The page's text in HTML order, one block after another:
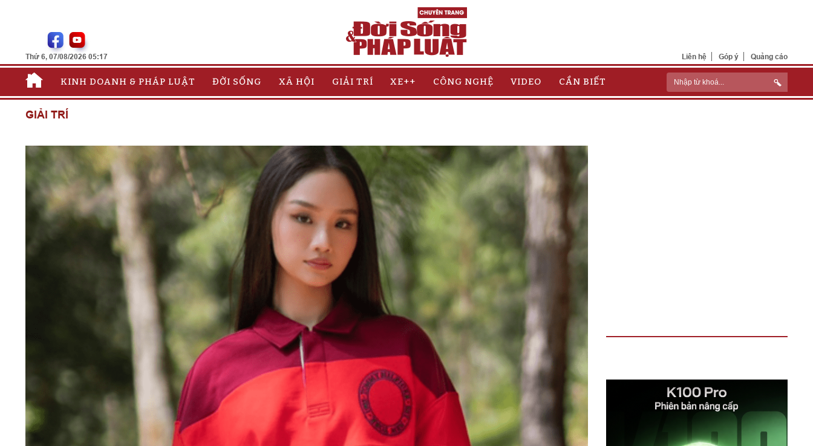
Thứ 6, 07/08/2026 05:17 Liên hệ Góp ý Quảng cáo
KINH DOANH & PHÁP LUẬT ĐỜI SỐNG XÃ HỘI GIẢI TRÍ XE++ CÔNG NGHỆ VIDEO CẦN BIẾT
GIẢI TRÍ